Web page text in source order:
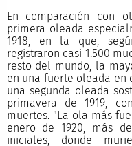
En comparación con
primera oleada
1918, en la que,
registraron casi 1.500
resto del mundo, la
en una fuerte oleada en
una segunda oleada
primavera de 1919,
muertes. "La ola más
enero de 1920, más
iniciales, donde